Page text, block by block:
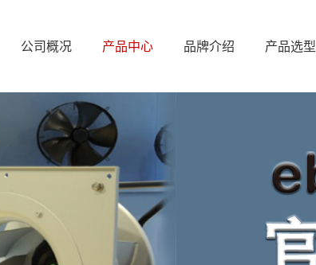
公司概况 产品中心 品牌介绍 产品选型